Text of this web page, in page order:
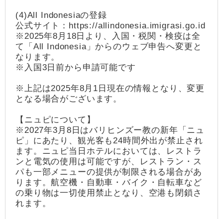
(4)All Indonesiaの登録
公式サイト：https://allindonesia.imigrasi.go.id
※2025年8月18日より、入国・税関・検疫は全
て「All Indonesia」からのウェブ申告へ変更と
なります。
※入国3日前から申請可能です
※上記は2025年8月1日現在の情報となり、変更
となる場合がございます。
【ニュピについて】
※2027年3月8日はバリヒンズー教の新年「ニュ
ピ」にあたり、観光客も24時間外出が禁止され
ます。ニュピ当日ホテルにおいては、レストラ
ンと電気の使用は可能ですが、レストラン・ス
パも一部メニューの提供が制限される場合があ
ります。航空機・自動車・バイク・自転車など
の乗り物は一切使用禁止となり、空港も閉鎖さ
れます。